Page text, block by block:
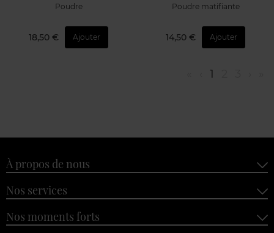
Poudre
18,50 € Ajouter
Poudre matifiante
14,50 € Ajouter
1
À propos de nous
Nos services
Nos moments forts